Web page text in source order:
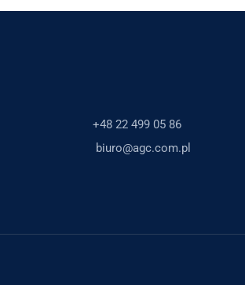
+48 22 499 05 86
biuro@agc.com.pl